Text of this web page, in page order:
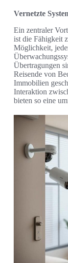
Vernetzte
Ein zentraler
ist die Fähigkeit
Möglichkeit,
Übertragungen
Reisende von
Immobilien
Interaktion
bieten so eine